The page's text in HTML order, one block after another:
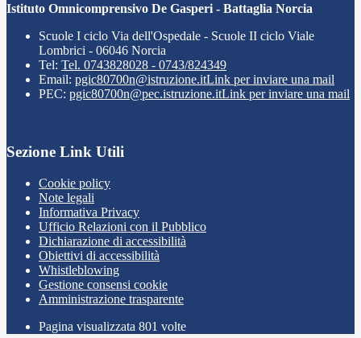
Istituto Omnicomprensivo De Gasperi - Battaglia Norcia
Scuole I ciclo Via dell'Ospedale - Scuole II ciclo Viale
Lombrici - 06046 Norcia
Tel: Tel. 0743828028 - 0743/824349
Email: pgic80700n@istruzione.itLink per inviare una mail
PEC: pgic80700n@pec.istruzione.itLink per inviare una mail
Sezione Link Utili
Cookie policy
Note legali
Informativa Privacy
Ufficio Relazioni con il Pubblico
Dichiarazione di accessibilità
Obiettivi di accessibilità
Whistleblowing
Gestione consensi cookie
Amministrazione trasparente
Pagina visualizzata 801 volte